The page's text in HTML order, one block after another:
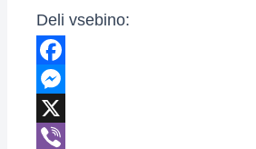
Deli vsebino:
Facebook
Messenger
X